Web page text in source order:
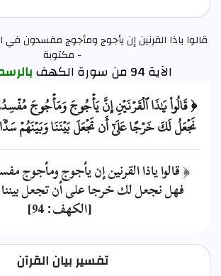
قالوا ياذا القرنين إن يأجوج ومأجوج مفسدون
- مكتوبة
الآية 94 من سورة الكهف
﴿ قَالُواْ يَٰذَا ٱلۡقَرۡنَيۡنِ إِنَّ يَأۡجُوجَ وَمَأۡجُوجَ
نَجۡعَلُ لَكَ خَرۡجًا عَلَىٰٓ أَن تَجۡعَلَ بَيۡنَنَا وَبَيۡنَهُمۡ
﴿ قالوا ياذا القرنين إن يأجوج ومأجوج
فهل نجعل لك خرجا على أن تجعل
[الكهف: 94]
تفسير بيان القرآن